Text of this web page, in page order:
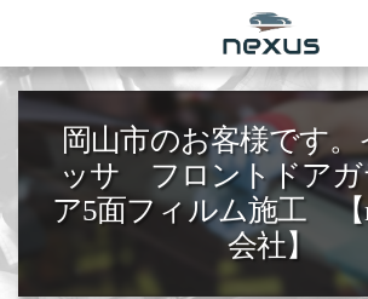
岡山市のお客様です
ッサ フロントドアガ
ア5面フィルム施工 【
会社】